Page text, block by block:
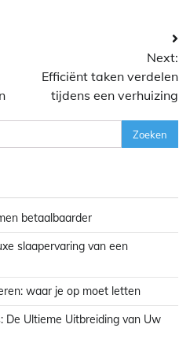
Next:
Efficiënt taken verdelen
tijdens een verhuizing
betaalbaarder
slaapervaring van een
waar je op moet letten
De Ultieme Uitbreiding van Uw